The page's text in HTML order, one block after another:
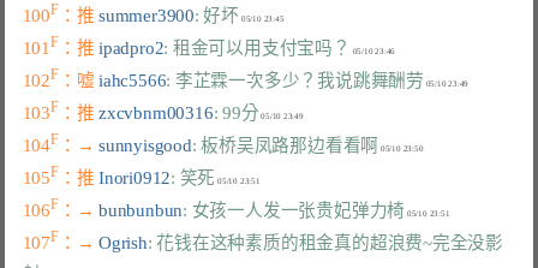
100F ：推 summer3900: 好坏 05/10 23:45
101 F ：推 ipadpro2: 租金可以用支付宝吗？
102F ：嘘 iahc5566: 李芷霖一次多少？我说跳舞酬劳
103F ：推 zxcvbnm00316: 99分 05/10 23:49
104F ：→ sunnyisgood: 板桥吴凤路那边看看啊 05/10 23:50
105F ：推 Inori0912: 笑死
106F ：→ bunbunbun: 女孩一人发一张贵妃弹力椅
107F ：→ Ogrish: 花钱在这种素质的租金真的超浪费~完全没影